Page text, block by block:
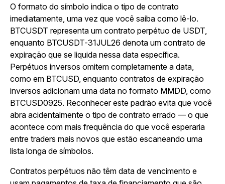
O formato do símbolo indica o tipo de contrato
imediatamente, uma vez que você saiba como lê-lo.
BTCUSDT representa um contrato perpétuo de USDT,
enquanto BTCUSDT-31JUL26 denota um contrato de
expiração que se liquida nessa data específica.
Perpétuos inversos omitem completamente a data,
como em BTCUSD, enquanto contratos de expiração
inversos adicionam uma data no formato MMDD, como
BTCUSD0925. Reconhecer este padrão evita que você
abra acidentalmente o tipo de contrato errado — o que
acontece com mais frequência do que você esperaria
entre traders mais novos que estão escaneando uma
lista longa de símbolos.
Contratos perpétuos não têm data de vencimento e